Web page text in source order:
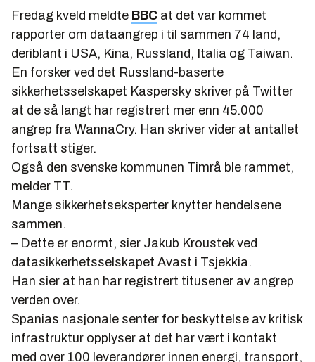
Fredag kveld meldte BBC at det var kommet
rapporter om dataangrep i til sammen 74 land,
deriblant i USA, Kina, Russland, Italia og Taiwan.
En forsker ved det Russland-baserte
sikkerhetsselskapet Kaspersky skriver på Twitter
at de så langt har registrert mer enn 45.000
angrep fra WannaCry. Han skriver vider at antallet
fortsatt stiger.
Også den svenske kommunen Timrå ble rammet,
melder TT.
Mange sikkerhetseksperter knytter hendelsene
sammen.
– Dette er enormt, sier Jakub Kroustek ved
datasikkerhetsselskapet Avast i Tsjekkia.
Han sier at han har registrert titusener av angrep
verden over.
Spanias nasjonale senter for beskyttelse av kritisk
infrastruktur opplyser at det har vært i kontakt
med over 100 leverandører innen energi, transport,